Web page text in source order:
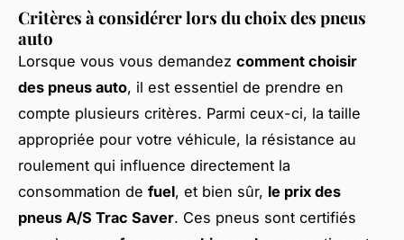
Critères à considérer lors du choix des pneus
auto
Lorsque vous vous demandez comment choisir
des pneus auto, il est essentiel de prendre en
compte plusieurs critères. Parmi ceux-ci, la taille
appropriée pour votre véhicule, la résistance au
roulement qui influence directement la
consommation de fuel, et bien sûr, le prix des
pneus A/S Trac Saver. Ces pneus sont certifiés